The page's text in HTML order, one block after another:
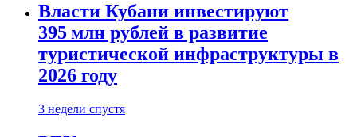
Власти Кубани инвестируют
395 млн рублей в развитие
туристической инфраструктуры в
2026 году
3 недели спустя